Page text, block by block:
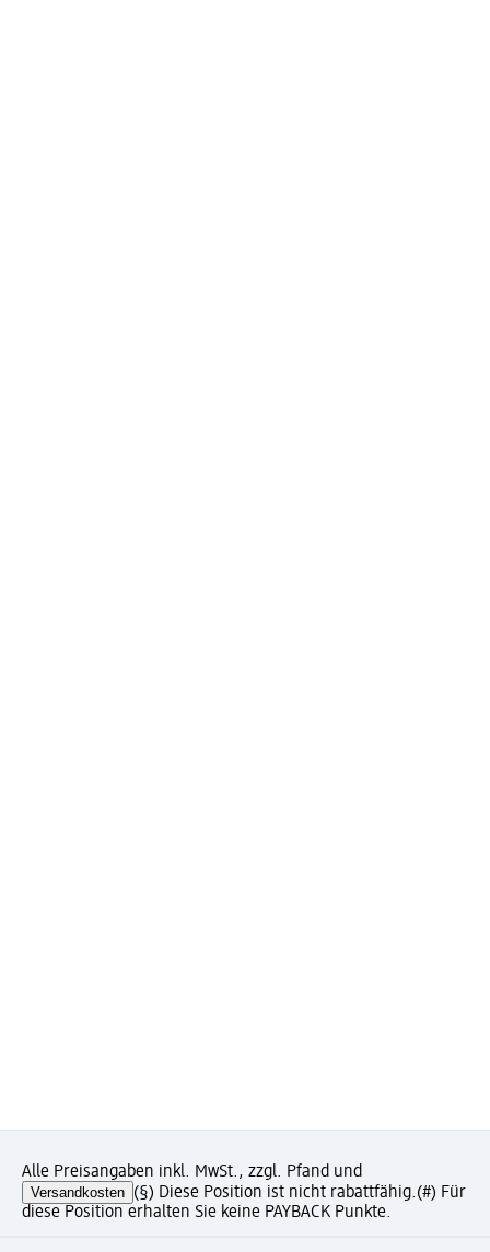
Alle Preisangaben inkl. MwSt., zzgl. Pfand und
Versandkosten (§) Diese Position ist nicht rabattfähig.(#) Für
diese Position erhalten Sie keine PAYBACK Punkte.